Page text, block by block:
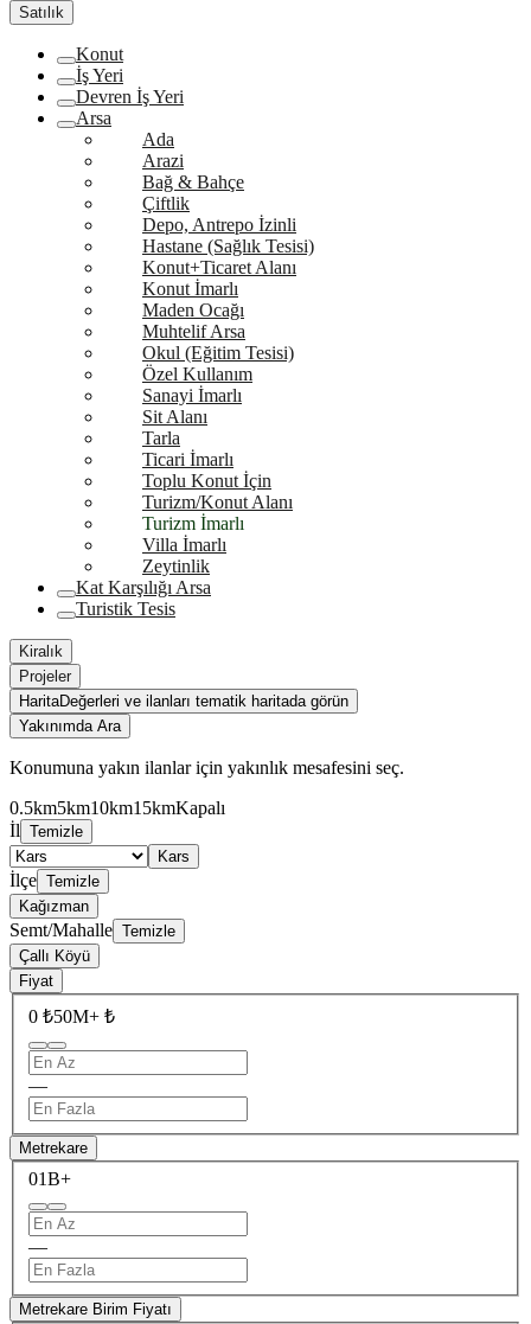
Satılık
Konut
İş Yeri
Devren İş Yeri
Arsa
Ada
Arazi
Bağ & Bahçe
Çiftlik
Depo, Antrepo İzinli
Hastane (Sağlık Tesisi)
Konut+Ticaret Alanı
Konut İmarlı
Maden Ocağı
Muhtelif Arsa
Okul (Eğitim Tesisi)
Özel Kullanım
Sanayi İmarlı
Sit Alanı
Tarla
Ticari İmarlı
Toplu Konut İçin
Turizm/Konut Alanı
Turizm İmarlı
Villa İmarlı
Zeytinlik
Kat Karşılığı Arsa
Turistik Tesis
Kiralık
Projeler
HaritaDeğerleri ve ilanları tematik haritada görün
Yakınımda Ara
Konumuna yakın ilanlar için yakınlık mesafesini seç.
0.5km5km10km15kmKapalı
İl Temizle
Kars
İlçe Temizle
Kağızman
Semt/Mahalle Temizle
Çallı Köyü
Fiyat
0 ₺50M+ ₺
—
Metrekare
01B+
—
Metrekare Birim Fiyatı